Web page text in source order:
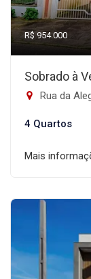
R$ 954.000
Sobrado à
Rua da
4 Quartos
Mais